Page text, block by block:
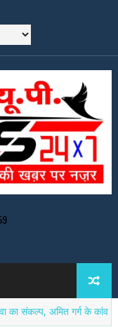
गर्ग के कांवड़ सेवा शिविर